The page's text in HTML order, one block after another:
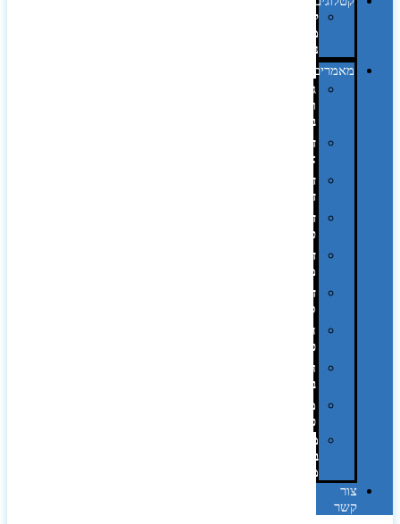
קטלוג
מוצרי
נייר
מאמרים
גימורים
והשבחות
בדפוס
דפוס
אופסט
דפוס
דיגיטלי
דפוס
טמפון
דפוס
משי
דפוס
סובלימציה
הדפס
פרוצס
חריטה
בלייזר
מהו
פנטון?
מיתוג
באמצעות
מדבקות
צור
קשר